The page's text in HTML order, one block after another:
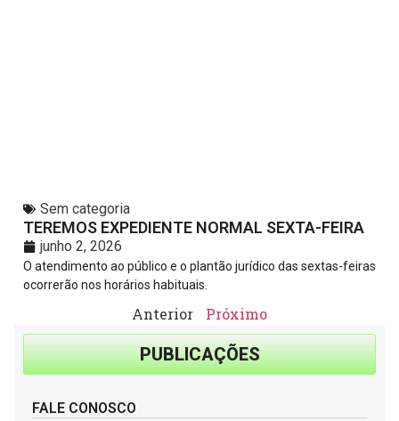
Sem categoria
TEREMOS EXPEDIENTE NORMAL SEXTA-FEIRA
junho 2, 2026
O atendimento ao público e o plantão jurídico das sextas-feiras
ocorrerão nos horários habituais.
Anterior Próximo
PUBLICAÇÕES
FALE CONOSCO